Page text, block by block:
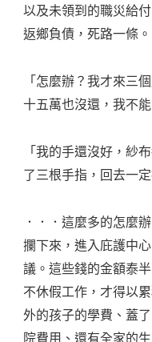
以及未領到的職災給
返鄉負債，死路一條。
「怎麼辦？我才來三
十五萬也沒還，我不能
「我的手還沒好，紗
了三根手指，回去一
．．．這麼多的怎麼
攔下來，進入庇護中
議。這些錢的金額泰
不休假工作，才得以
外的孩子的學費、蓋
院費用、還有全家的生